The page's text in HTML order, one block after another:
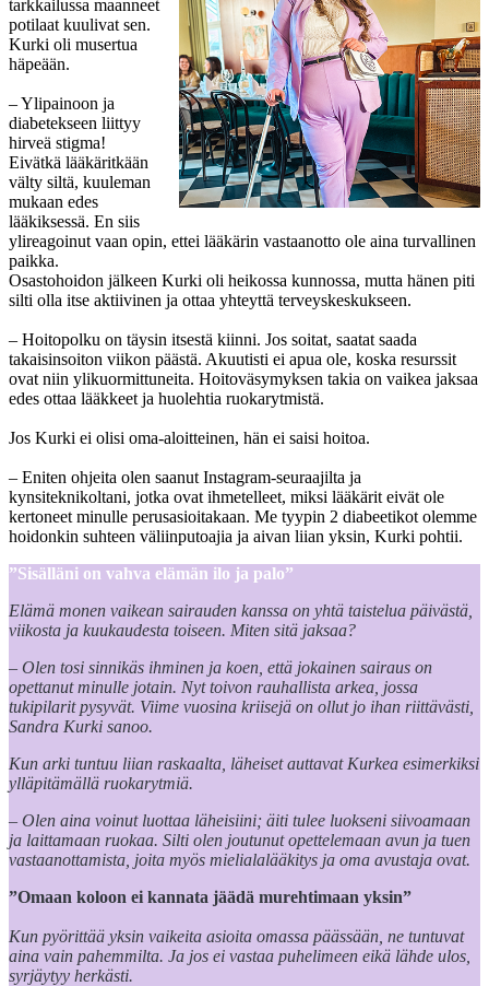
tarkkailussa maanneet
potilaat kuulivat sen.
Kurki oli musertua
häpeään.
– Ylipainoon ja
diabetekseen liittyy
hirveä stigma!
Eivätkä lääkäritkään
välty siltä, kuuleman
mukaan edes
lääkiksessä. En siis
ylireagoinut vaan opin, ettei lääkärin vastaanotto ole aina turvallinen
paikka.
Osastohoidon jälkeen Kurki oli heikossa kunnossa, mutta hänen piti
silti olla itse aktiivinen ja ottaa yhteyttä terveyskeskukseen.
– Hoitopolku on täysin itsestä kiinni. Jos soitat, saatat saada
takaisinsoiton viikon päästä. Akuutisti ei apua ole, koska resurssit
ovat niin ylikuormittuneita. Hoitoväsymyksen takia on vaikea jaksaa
edes ottaa lääkkeet ja huolehtia ruokarytmistä.
Jos Kurki ei olisi oma-aloitteinen, hän ei saisi hoitoa.
– Eniten ohjeita olen saanut Instagram-seuraajilta ja
kynsiteknikoltani, jotka ovat ihmetelleet, miksi lääkärit eivät ole
kertoneet minulle perusasioitakaan. Me tyypin 2 diabeetikot olemme
hoidonkin suhteen väliinputoajia ja aivan liian yksin, Kurki pohtii.
”Sisälläni on vahva elämän ilo ja palo”
Elämä monen vaikean sairauden kanssa on yhtä taistelua päivästä,
viikosta ja kuukaudesta toiseen. Miten sitä jaksaa?
– Olen tosi sinnikäs ihminen ja koen, että jokainen sairaus on
opettanut minulle jotain. Nyt toivon rauhallista arkea, jossa
tukipilarit pysyvät. Viime vuosina kriisejä on ollut jo ihan riittävästi,
Sandra Kurki sanoo.
Kun arki tuntuu liian raskaalta, läheiset auttavat Kurkea esimerkiksi
ylläpitämällä ruokarytmiä.
– Olen aina voinut luottaa läheisiini; äiti tulee luokseni siivoamaan
ja laittamaan ruokaa. Silti olen joutunut opettelemaan avun ja tuen
vastaanottamista, joita myös mielialalääkitys ja oma avustaja ovat.
”Omaan koloon ei kannata jäädä murehtimaan yksin”
Kun pyörittää yksin vaikeita asioita omassa päässään, ne tuntuvat
aina vain pahemmilta. Ja jos ei vastaa puhelimeen eikä lähde ulos,
syrjäytyy herkästi.